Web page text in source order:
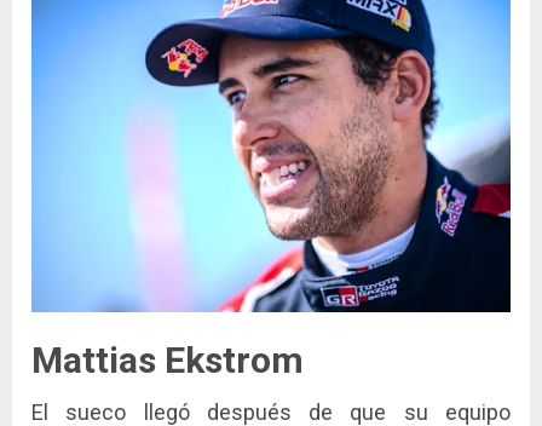
Mattias Ekstrom
El sueco llegó después de que su equipo